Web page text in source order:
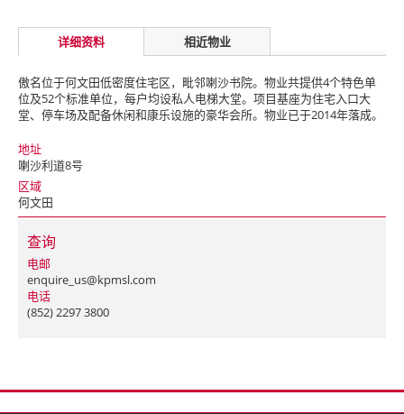
详细资料 相近物业
傲名位于何文田低密度住宅区，毗邻喇沙书院。物业共提供4个特色单
位及52个标准单位，每户均设私人电梯大堂。项目基座为住宅入口大
堂、停车场及配备休闲和康乐设施的豪华会所。物业已于2014年落成。
地址
喇沙利道8号
区域
何文田
查询
电邮
enquire_us@kpmsl.com
电话
(852) 2297 3800